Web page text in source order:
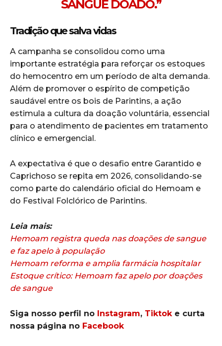
SANGUE DOADO.”
Tradição que salva vidas
A campanha se consolidou como uma
importante estratégia para reforçar os estoques
do hemocentro em um período de alta demanda.
Além de promover o espírito de competição
saudável entre os bois de Parintins, a ação
estimula a cultura da doação voluntária, essencial
para o atendimento de pacientes em tratamento
clínico e emergencial.
A expectativa é que o desafio entre Garantido e
Caprichoso se repita em 2026, consolidando-se
como parte do calendário oficial do Hemoam e
do Festival Folclórico de Parintins.
Leia mais:
Hemoam registra queda nas doações de sangue
e faz apelo à população
Hemoam reforma e amplia farmácia hospitalar
Estoque crítico: Hemoam faz apelo por doações
de sangue
Siga nosso perfil no Instagram, Tiktoke curta
nossa página no Facebook